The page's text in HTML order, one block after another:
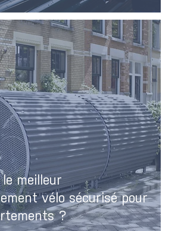
meilleur
vélo sécurisé pour
?